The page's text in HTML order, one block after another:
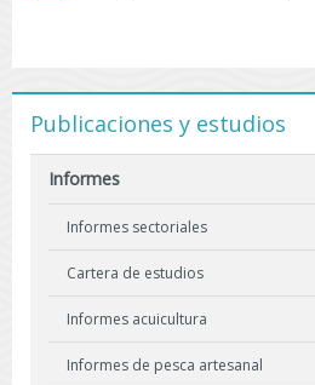
Publicaciones y estudios
Informes
Informes sectoriales
Cartera de estudios
Informes acuicultura
Informes de pesca artesanal